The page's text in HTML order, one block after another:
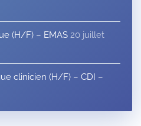
(H/F) – EMAS 20 juillet
clinicien (H/F) – CDI –